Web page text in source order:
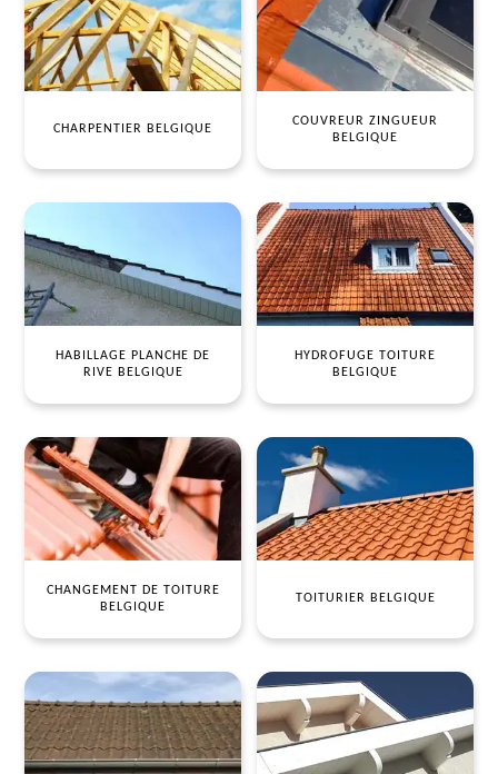
CHARPENTIER BELGIQUE
COUVREUR ZINGUEUR
BELGIQUE
HABILLAGE PLANCHE DE
RIVE BELGIQUE
HYDROFUGE TOITURE
BELGIQUE
CHANGEMENT DE TOITURE
BELGIQUE
TOITURIER BELGIQUE